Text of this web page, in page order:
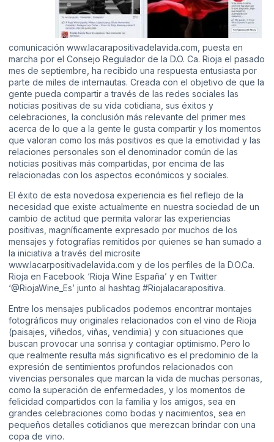
comunicación www.lacarapositivadelavida.com, puesta en
marcha por el Consejo Regulador de la D.O. Ca. Rioja el pasado
mes de septiembre, ha recibido una respuesta entusiasta por
parte de miles de internautas. Creada con el objetivo de que la
gente pueda compartir a través de las redes sociales las
noticias positivas de su vida cotidiana, sus éxitos y
celebraciones, la conclusión más relevante del primer mes
acerca de lo que a la gente le gusta compartir y los momentos
que valoran como los más positivos es que la emotividad y las
relaciones personales son el denominador común de las
noticias positivas más compartidas, por encima de las
relacionadas con los aspectos económicos y sociales.
El éxito de esta novedosa experiencia es fiel reflejo de la
necesidad que existe actualmente en nuestra sociedad de un
cambio de actitud que permita valorar las experiencias
positivas, magníficamente expresado por muchos de los
mensajes y fotografías remitidos por quienes se han sumado a
la iniciativa a través del microsite
www.lacarpositivadelavida.com y de los perfiles de la D.O.Ca.
Rioja en Facebook ‘Rioja Wine España’ y en Twitter
‘@RiojaWine_Es’ junto al hashtag #Riojalacarapositiva.
Entre los mensajes publicados podemos encontrar montajes
fotográficos muy originales relacionados con el vino de Rioja
(paisajes, viñedos, viñas, vendimia) y con situaciones que
buscan provocar una sonrisa y contagiar optimismo. Pero lo
que realmente resulta más significativo es el predominio de la
expresión de sentimientos profundos relacionados con
vivencias personales que marcan la vida de muchas personas,
como la superación de enfermedades, y los momentos de
felicidad compartidos con la familia y los amigos, sea en
grandes celebraciones como bodas y nacimientos, sea en
pequeños detalles cotidianos que merezcan brindar con una
copa de vino.